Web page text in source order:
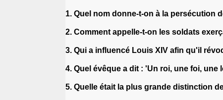
1. Quel nom donne-t-on à la persécution
2. Comment appelle-t-on les soldats
3. Qui a influencé Louis XIV afin qu'il
4. Quel évêque a dit : 'Un roi, une foi, une
5. Quelle était la plus grande distinction